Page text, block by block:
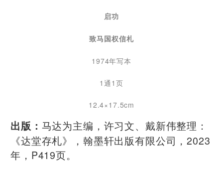
启功
致马国权信札
1974年写本
1通1页
12.4×17.5cm
出版： 马达为主编，许习文、戴新伟整理：
《达堂存札》，翰墨轩出版有限公司，2023
年，P419页。